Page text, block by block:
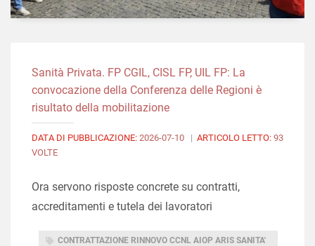
Sanità Privata. FP CGIL, CISL FP, UIL FP: La
convocazione della Conferenza delle Regioni è
risultato della mobilitazione
DATA DI PUBBLICAZIONE: 2026-07-10 | ARTICOLO LETTO: 93
VOLTE
Ora servono risposte concrete su contratti,
accreditamenti e tutela dei lavoratori
CONTRATTAZIONE RINNOVO CCNL AIOP ARIS SANITA'